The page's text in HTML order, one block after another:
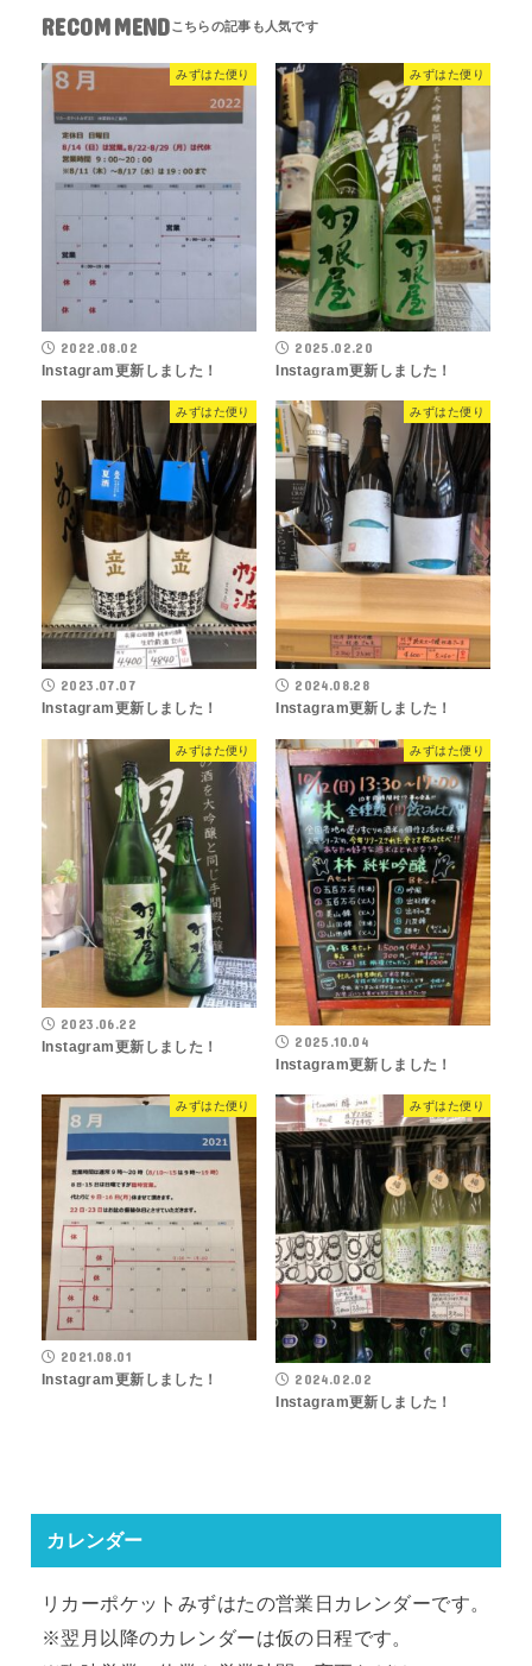
RECOMMEND
みずはた便り
2022.08.02
Instagram更新しました！
みずはた便り
2025.02.20
Instagram更新しました！
みずはた便り
2023.07.07
Instagram更新しました！
みずはた便り
2024.08.28
Instagram更新しました！
みずはた便り
2023.06.22
Instagram更新しました！
みずはた便り
2025.10.04
Instagram更新しました！
みずはた便り
2021.08.01
Instagram更新しました！
みずはた便り
2024.02.02
Instagram更新しました！
カレンダー
リカーポケットみずはたの営業日カレンダーです。
※翌月以降のカレンダーは仮の日程です。